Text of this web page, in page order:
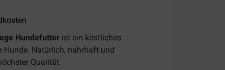
Hundefutter ist ein köstliches
Hunde. Natürlich, nahrhaft und
Qualität.